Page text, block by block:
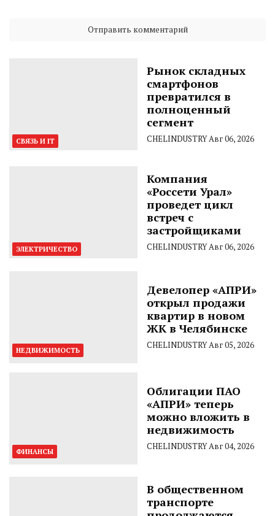
СВЯЗЬ И IT
Рынок складных
смартфонов
превратился в
полноценный
сегмент
CHELINDUSTRYАвг 06, 2026
ЭЛЕКТРИЧЕСТВО
Компания
«Россети Урал»
проведет цикл
встреч с
застройщиками
CHELINDUSTRYАвг 06, 2026
НЕДВИЖИМОСТЬ
Девелопер «АПРИ»
открыл продажи
квартир в новом
ЖК в Челябинске
CHELINDUSTRYАвг 05, 2026
ФИНАНСЫ
Облигации ПАО
«АПРИ» теперь
можно вложить в
недвижимость
CHELINDUSTRYАвг 04, 2026
В общественном
транспорте